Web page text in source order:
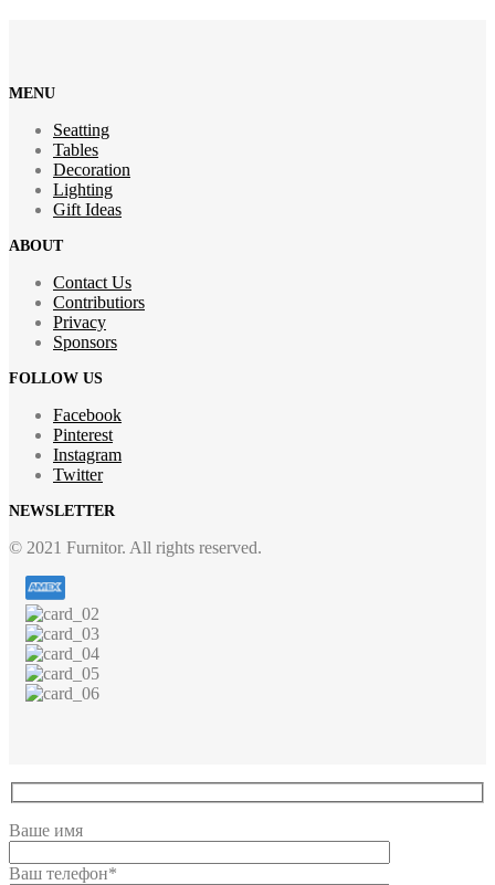
MENU
Seatting
Tables
Decoration
Lighting
Gift Ideas
ABOUT
Contact Us
Contributiors
Privacy
Sponsors
FOLLOW US
Facebook
Pinterest
Instagram
Twitter
NEWSLETTER
© 2021 Furnitor. All rights reserved.
Ваше имя
Ваш телефон*